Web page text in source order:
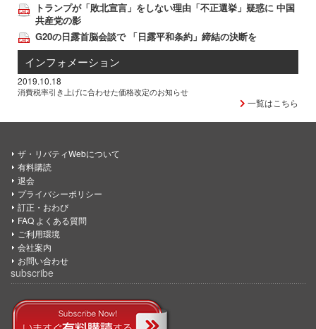
トランプが「敗北宣言」をしない理由「不正選挙」疑惑に 中国
共産党の影
G20の日露首脳会談で 「日露平和条約」締結の決断を
インフォメーション
2019.10.18
消費税率引き上げに合わせた価格改定のお知らせ
一覧はこちら
ザ・リバティWebについて
有料購読
退会
プライバシーポリシー
訂正・おわび
FAQ よくある質問
ご利用環境
会社案内
お問い合わせ
subscribe